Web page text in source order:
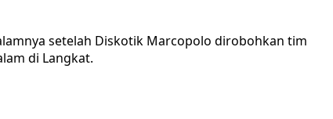
setelah Diskotik Marcopolo dirobohkan tim
di Langkat.